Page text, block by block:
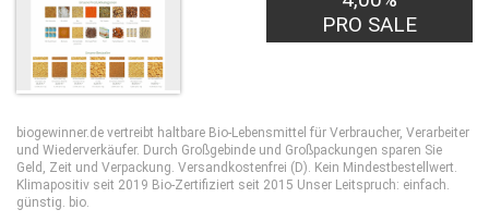
PRO SALE
biogewinner.de vertreibt haltbare Bio-Lebensmittel für Verbraucher, Verarbeiter
und Wiederverkäufer. Durch Großgebinde und Großpackungen sparen Sie
Geld, Zeit und Verpackung. Versandkostenfrei (D). Kein Mindestbestellwert.
Klimapositiv seit 2019 Bio-Zertifiziert seit 2015 Unser Leitspruch: einfach.
günstig. bio.